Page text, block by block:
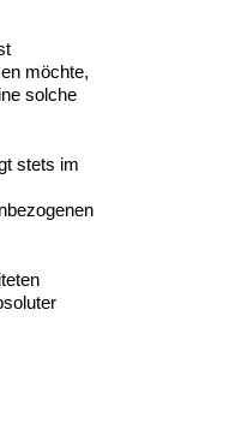
möchte,
solche
stets im